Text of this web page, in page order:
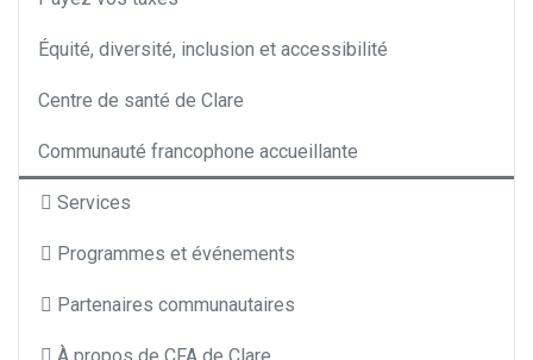
Équité, diversité, inclusion et accessibilité
Centre de santé de Clare
Communauté francophone accueillante
Services
Programmes et événements
Partenaires communautaires
À propos de CFA de Clare